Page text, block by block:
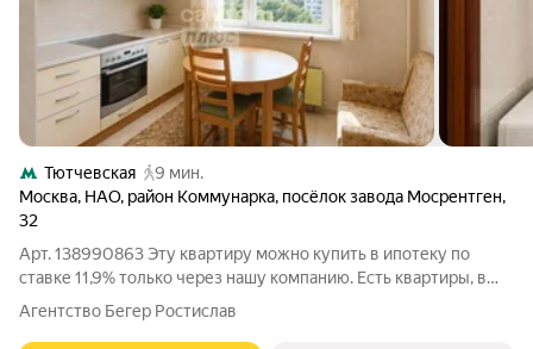
Тютчевская
9 мин.
Москва, НАО, район Коммунарка, посёлок завода Мосрентген,
32
Арт. 138990863 Эту квартиру можно купить в ипотеку по
ставке 11,9% только через нашу компанию. Есть квартиры, в
которых всё складывается правильно: комфортная площадь,
удачная планировка и локация, где не нужно жертвовать
Агентство Бегер Ростислав